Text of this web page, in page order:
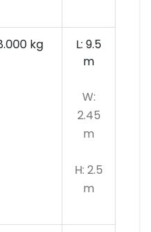
kg
L: 9.5
m
W:
2.45
m
H: 2.5
m